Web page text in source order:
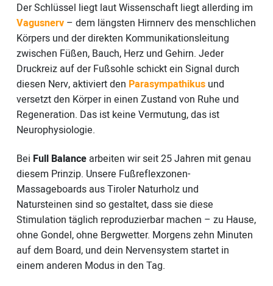
Der Schlüssel liegt laut Wissenschaft liegt allerding im
Vagusnerv– dem längsten Hirnnerv des menschlichen
Körpers und der direkten Kommunikationsleitung
zwischen Füßen, Bauch, Herz und Gehirn. Jeder
Druckreiz auf der Fußsohle schickt ein Signal durch
diesen Nerv, aktiviert den Parasympathikusund
versetzt den Körper in einen Zustand von Ruhe und
Regeneration. Das ist keine Vermutung, das ist
Neurophysiologie.
Bei Full Balancearbeiten wir seit 25 Jahren mit genau
diesem Prinzip. Unsere Fußreflexzonen-
Massageboards aus Tiroler Naturholz und
Natursteinen sind so gestaltet, dass sie diese
Stimulation täglich reproduzierbar machen – zu Hause,
ohne Gondel, ohne Bergwetter. Morgens zehn Minuten
auf dem Board, und dein Nervensystem startet in
einem anderen Modus in den Tag.